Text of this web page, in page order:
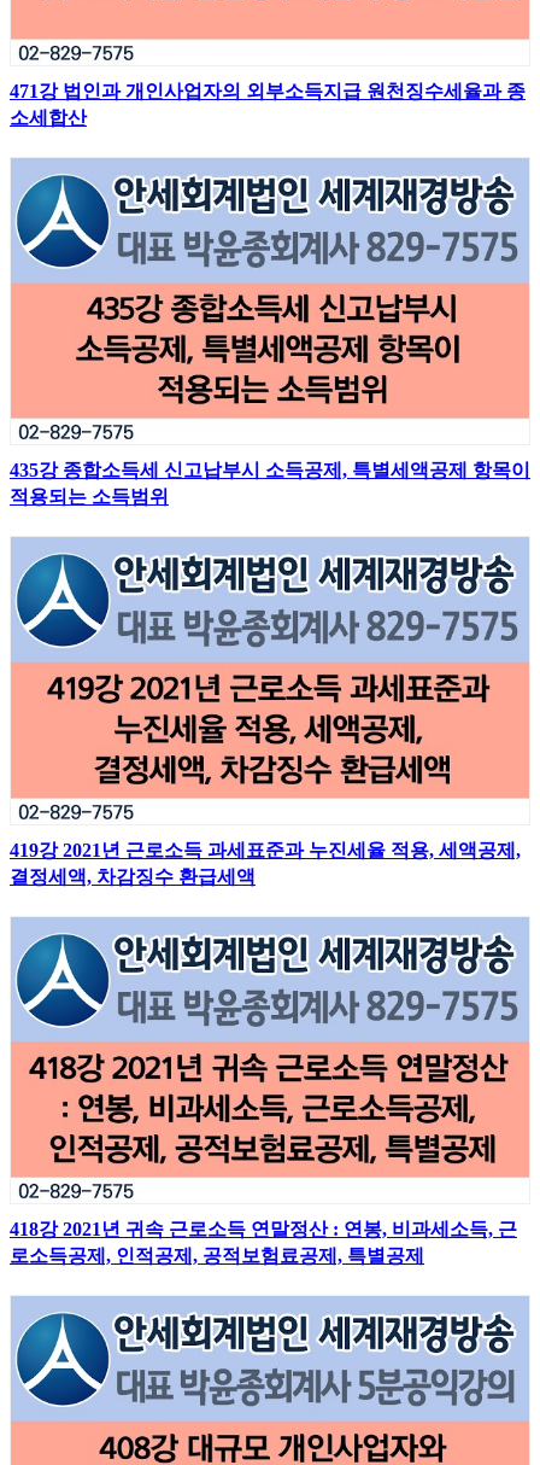
471강 법인과 개인사업자의 외부소득지급 원천징수세율과 종
소세합산
435강 종합소득세 신고납부시 소득공제, 특별세액공제 항목이
적용되는 소득범위
419강 2021년 근로소득 과세표준과 누진세율 적용, 세액공제,
결정세액, 차감징수 환급세액
418강 2021년 귀속 근로소득 연말정산 : 연봉, 비과세소득, 근
로소득공제, 인적공제, 공적보험료공제, 특별공제